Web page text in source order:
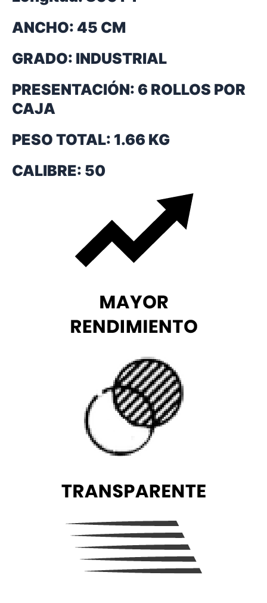
ANCHO: 45 CM
GRADO: INDUSTRIAL
PRESENTACIÓN: 6 ROLLOS POR
CAJA
PESO TOTAL: 1.66 KG
CALIBRE: 50